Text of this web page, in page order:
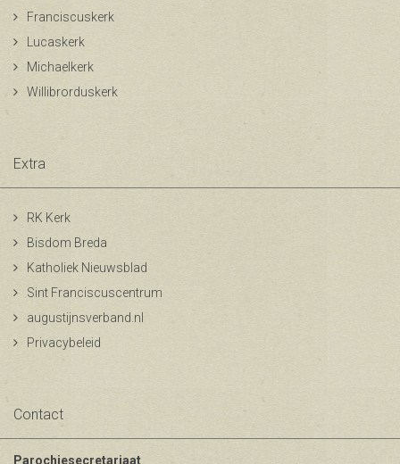
Franciscuskerk
Lucaskerk
Michaelkerk
Willibrorduskerk
Extra
RK Kerk
Bisdom Breda
Katholiek Nieuwsblad
Sint Franciscuscentrum
augustijnsverband.nl
Privacybeleid
Contact
Parochiesecretariaat